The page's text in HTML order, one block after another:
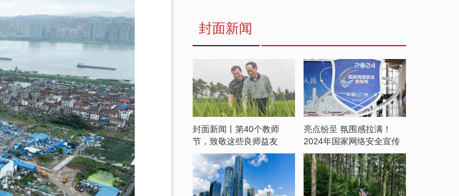
封面新闻
封面新闻丨第40个教师
节，致敬这些良师益友
亮点纷呈 氛围感拉满！
2024年国家网络安全宣传
周开启